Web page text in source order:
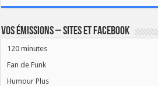
Vos émissions – Sites et Facebook
120 minutes
Fan de Funk
Humour Plus